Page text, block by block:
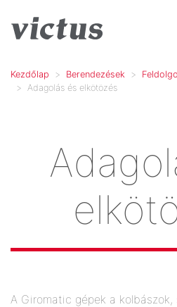
Kezdőlap Berendezések
Adagolás és elkötözés
A Giromatic gépek a